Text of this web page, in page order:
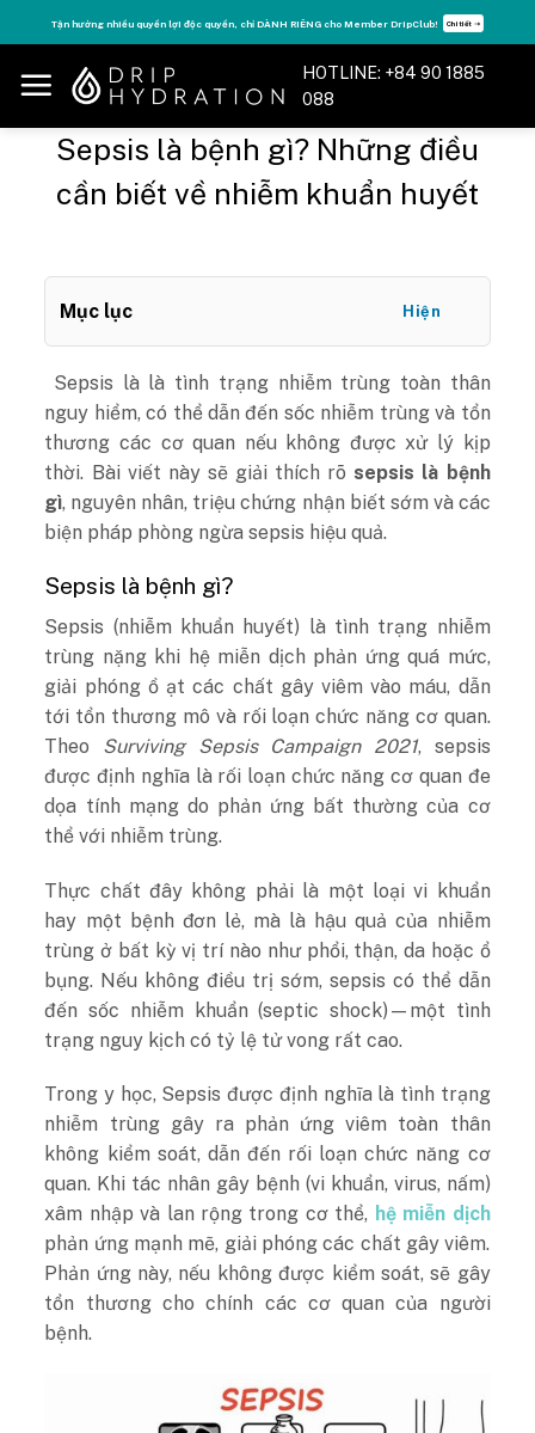
to
content
Tận hưởng nhiều quyền lợi độc quyền, chỉ DÀNH RIÊNG cho Member DripClub! Chi tiết ➝
HOTLINE: +84 90 1885
088
Sepsis là bệnh gì? Những điều
cần biết về nhiễm khuẩn huyết
Mục lục Hiện
Sepsis là là tình trạng nhiễm trùng toàn thân
nguy hiểm, có thể dẫn đến sốc nhiễm trùng và tổn
thương các cơ quan nếu không được xử lý kịp
thời. Bài viết này sẽ giải thích rõ sepsis là bệnh
gì, nguyên nhân, triệu chứng nhận biết sớm và các
biện pháp phòng ngừa sepsis hiệu quả.
Sepsis là bệnh gì?
Sepsis (nhiễm khuẩn huyết) là tình trạng nhiễm
trùng nặng khi hệ miễn dịch phản ứng quá mức,
giải phóng ồ ạt các chất gây viêm vào máu, dẫn
tới tổn thương mô và rối loạn chức năng cơ quan.
Theo Surviving Sepsis Campaign 2021, sepsis
được định nghĩa là rối loạn chức năng cơ quan đe
dọa tính mạng do phản ứng bất thường của cơ
thể với nhiễm trùng.
Thực chất đây không phải là một loại vi khuẩn
hay một bệnh đơn lẻ, mà là hậu quả của nhiễm
trùng ở bất kỳ vị trí nào như phổi, thận, da hoặc ổ
bụng. Nếu không điều trị sớm, sepsis có thể dẫn
đến sốc nhiễm khuẩn (septic shock)—một tình
trạng nguy kịch có tỷ lệ tử vong rất cao.
Trong y học, Sepsis được định nghĩa là tình trạng
nhiễm trùng gây ra phản ứng viêm toàn thân
không kiểm soát, dẫn đến rối loạn chức năng cơ
quan. Khi tác nhân gây bệnh (vi khuẩn, virus, nấm)
xâm nhập và lan rộng trong cơ thể, hệ miễn dịch
phản ứng mạnh mẽ, giải phóng các chất gây viêm.
Phản ứng này, nếu không được kiểm soát, sẽ gây
tổn thương cho chính các cơ quan của người
bệnh.